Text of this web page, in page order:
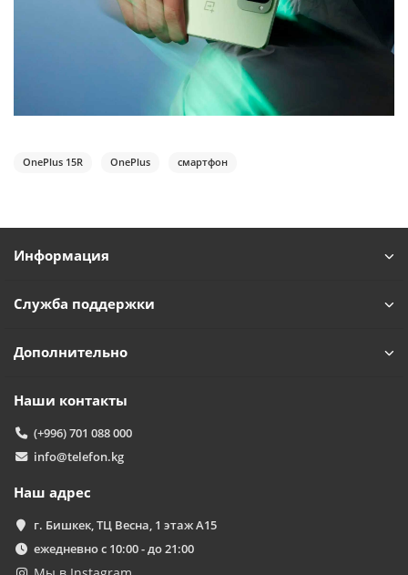
OnePlus 15R OnePlus смартфон
Информация
Служба поддержки
Дополнительно
Наши контакты
(+996) 701 088 000
info@telefon.kg
Наш адрес
г. Бишкек, ТЦ Весна, 1 этаж А15
ежедневно с 10:00 - до 21:00
Чем можем помочь?